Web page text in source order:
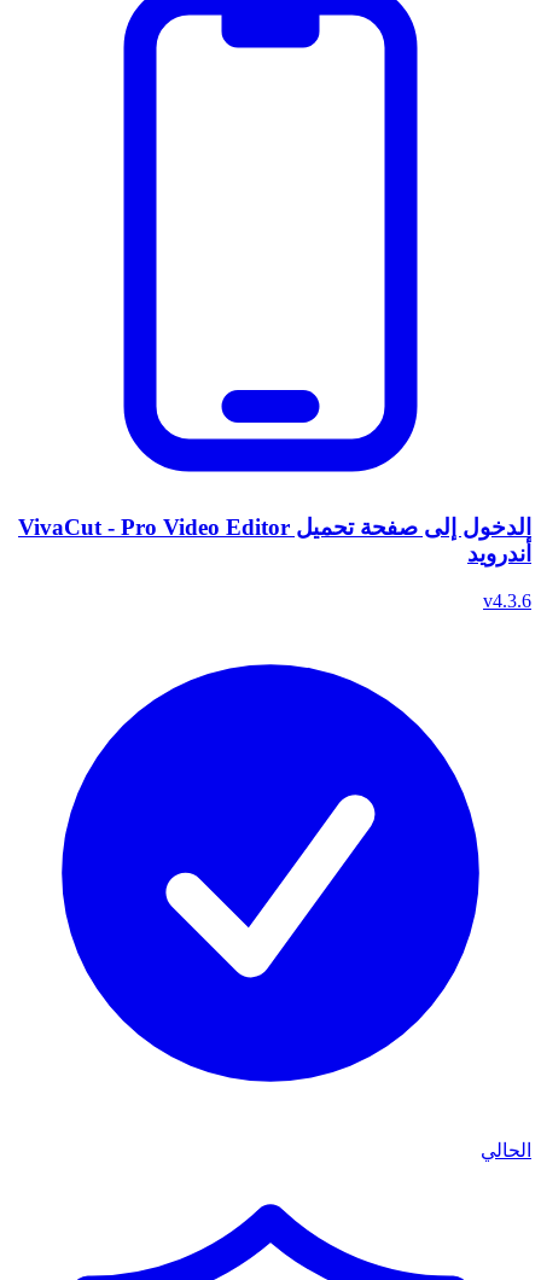
الدخول إلى صفحة تحميل VivaCut - Pro Video Editor
أندرويد
v4.3.6
الحالي